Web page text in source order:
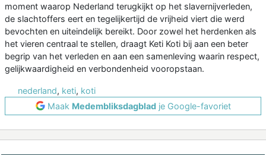
moment waarop Nederland terugkijkt op het slavernijverleden,
de slachtoffers eert en tegelijkertijd de vrijheid viert die werd
bevochten en uiteindelijk bereikt. Door zowel het herdenken als
het vieren centraal te stellen, draagt Keti Koti bij aan een beter
begrip van het verleden en aan een samenleving waarin respect,
gelijkwaardigheid en verbondenheid vooropstaan.
nederland, keti, koti
Maak Medembliksdagbladje Google-favoriet